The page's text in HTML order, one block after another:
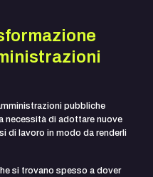
pubbliche
necessità di adottare nuove
di lavoro in modo da renderli
si trovano spesso a dover